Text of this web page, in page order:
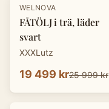
-25 %
WELNOVA
FÅTÖLJ i trä, läder
svart
XXXLutz
19 499 kr25 999 kr